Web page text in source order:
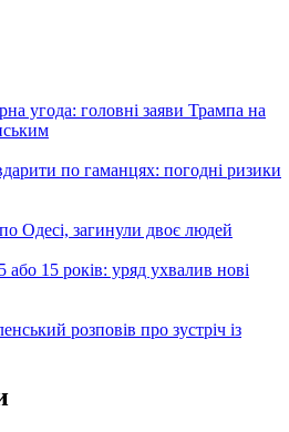
угода: головні заяви Трампа на
по гаманцях: погодні ризики
Одесі, загинули двоє людей
15 років: уряд ухвалив нові
розповів про зустріч із